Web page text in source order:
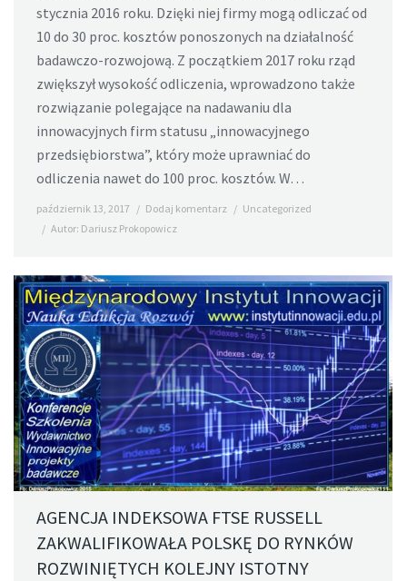
stycznia 2016 roku. Dzięki niej firmy mogą odliczać od
10 do 30 proc. kosztów ponoszonych na działalność
badawczo-rozwojową. Z początkiem 2017 roku rząd
zwiększył wysokość odliczenia, wprowadzono także
rozwiązanie polegające na nadawaniu dla
innowacyjnych firm statusu „innowacyjnego
przedsiębiorstwa”, który może uprawniać do
odliczenia nawet do 100 proc. kosztów. W…
październik 13, 2017 Dodaj komentarz
Uncategorized
Autor: Dariusz Prokopowicz
AGENCJA INDEKSOWA FTSE RUSSELL
ZAKWALIFIKOWAŁA POLSKĘ DO RYNKÓW
ROZWINIĘTYCH KOLEJNY ISTOTNY